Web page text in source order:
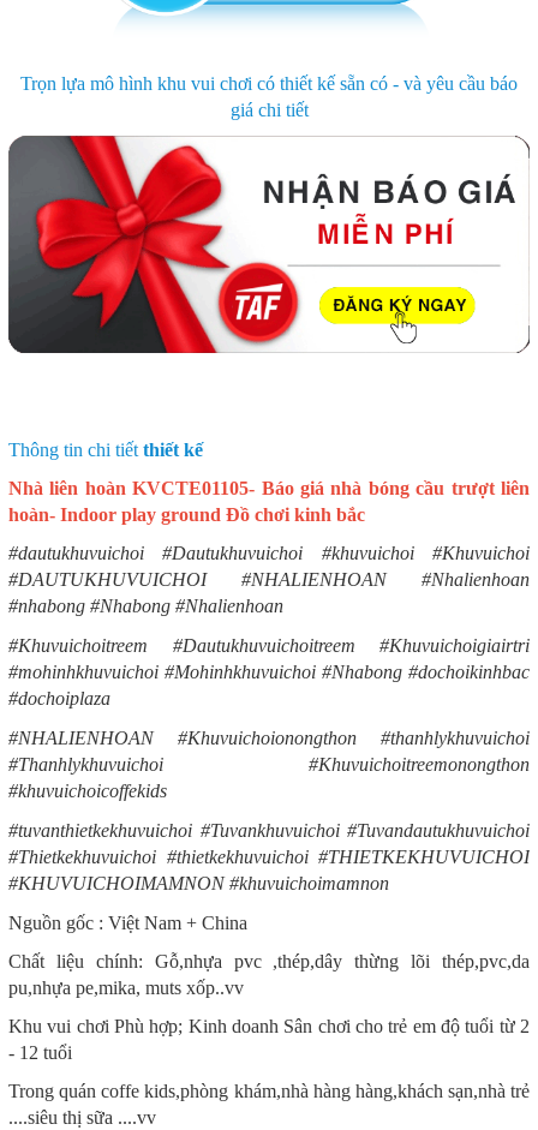
Trọn lựa mô hình khu vui chơi có thiết kế sẵn có - và yêu cầu báo
giá chi tiết
Thông tin chi tiết thiết kế
Nhà liên hoàn KVCTE01105- Báo giá nhà bóng cầu trượt liên
hoàn- Indoor play ground Đồ chơi kinh bắc
#dautukhuvuichoi #Dautukhuvuichoi #khuvuichoi #Khuvuichoi
#DAUTUKHUVUICHOI #NHALIENHOAN #Nhalienhoan
#nhabong #Nhabong #Nhalienhoan
#Khuvuichoitreem #Dautukhuvuichoitreem #Khuvuichoigiairtri
#mohinhkhuvuichoi #Mohinhkhuvuichoi #Nhabong #dochoikinhbac
#dochoiplaza
#NHALIENHOAN #Khuvuichoionongthon #thanhlykhuvuichoi
#Thanhlykhuvuichoi #Khuvuichoitreemonongthon
#khuvuichoicoffekids
#tuvanthietkekhuvuichoi #Tuvankhuvuichoi #Tuvandautukhuvuichoi
#Thietkekhuvuichoi #thietkekhuvuichoi #THIETKEKHUVUICHOI
#KHUVUICHOIMAMNON #khuvuichoimamnon
Nguồn gốc : Việt Nam + China
Chất liệu chính: Gỗ,nhựa pvc ,thép,dây thừng lõi thép,pvc,da
pu,nhựa pe,mika, muts xốp..vv
Khu vui chơi Phù hợp; Kinh doanh Sân chơi cho trẻ em độ tuổi từ 2
- 12 tuổi
Trong quán coffe kids,phòng khám,nhà hàng hàng,khách sạn,nhà trẻ
....siêu thị sữa ....vv